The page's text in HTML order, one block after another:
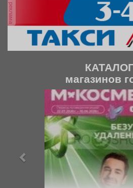
реклама
магазинов